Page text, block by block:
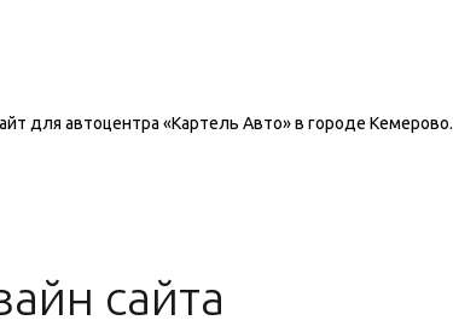
для автоцентра «Картель Авто» в городе Кемерово.
сайта